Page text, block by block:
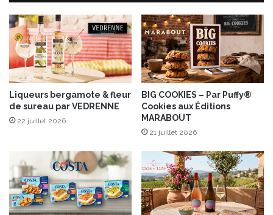
f
é
v
i
e
r
a
u
2
s
2
0
1
u
r
m
q
u
e
r
e
a
e
x
-
M
Liqueurs bergamote & fleur
de sureau par VEDRENNE
22 juillet 2026
BIG COOKIES – Par Puffy®
Cookies aux Éditions
MARABOUT
21 juillet 2026